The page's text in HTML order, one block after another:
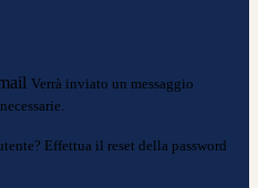
Verrà inviato un messaggio
Effettua il reset della password